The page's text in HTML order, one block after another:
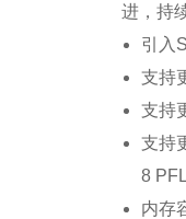
进，持
引入
支持
支持
支持
8
内存